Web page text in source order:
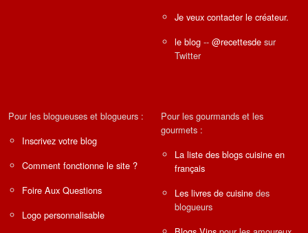
Je veux contacter le créateur.
le blog -- @recettesde sur
Twitter
Pour les blogueuses et blogueurs :
Inscrivez votre blog
Comment fonctionne le site ?
Foire Aux Questions
Logo personnalisable
Pour les gourmands et les
gourmets :
La liste des blogs cuisine en
français
Les livres de cuisine des
blogueurs